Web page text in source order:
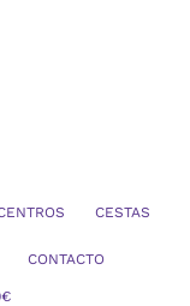
CESTAS
CONTACTO